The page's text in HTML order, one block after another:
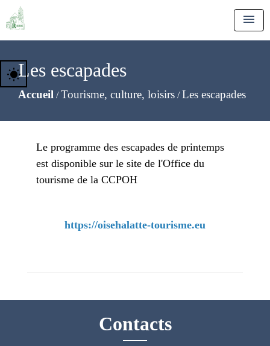
menu
Les escapades
Accueil /Tourisme, culture, loisirs /Les escapades
wb_sunny
Le programme des escapades de printemps
est disponible sur le site de l'Office du
tourisme de la CCPOH
https://oisehalatte-tourisme.eu
Contacts